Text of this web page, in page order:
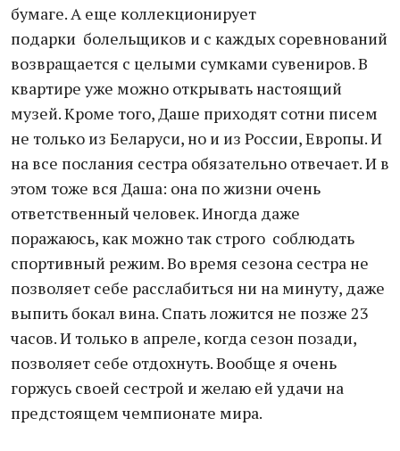
бумаге. А еще коллекционирует
подарки болельщиков и с каждых соревнований
возвращается с целыми сумками сувениров. В
квартире уже можно открывать настоящий
музей. Кроме того, Даше приходят сотни писем
не только из Беларуси, но и из России, Европы. И
на все послания сестра обязательно отвечает. И в
этом тоже вся Даша: она по жизни очень
ответственный человек. Иногда даже
поражаюсь, как можно так строго соблюдать
спортивный режим. Во время сезона сестра не
позволяет себе расслабиться ни на минуту, даже
выпить бокал вина. Спать ложится не позже 23
часов. И только в апреле, когда сезон позади,
позволяет себе отдохнуть. Вообще я очень
горжусь своей сестрой и желаю ей удачи на
предстоящем чемпионате мира.